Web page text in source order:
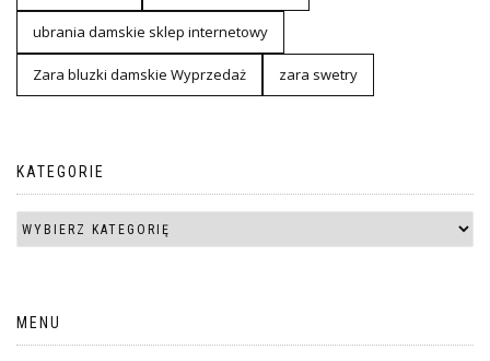
ubrania damskie sklep internetowy
Zara bluzki damskie Wyprzedaż zara swetry
KATEGORIE
MENU